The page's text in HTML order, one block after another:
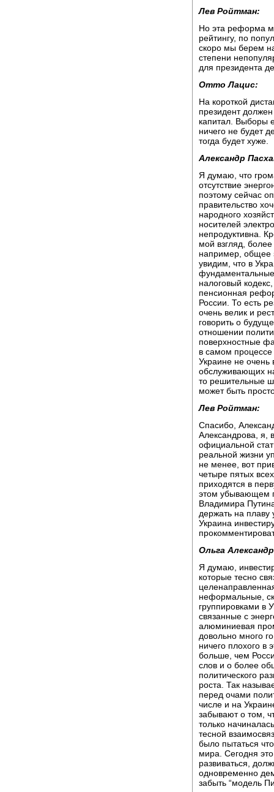
Лев Ройтман:
Но эта реформа
рейтингу, по
скоро мы берем
степени
для президента
Отто Лацис:
На короткой
президент
капитал. Выборы
ничего не будет
тогда будет хуже.
Александр
Я думаю, что
отсутствие
поэтому сейчас
правительство
народного
носителей
непродуктивна.
мой взгляд,
например, общее
увидим, что в
фундаментальные
налоговый
пенсионная
России. То есть
очень велик и
говорить о
отношении
поверхностные
в самом процессе
Украине не очень
обслуживающих
то решительные
может быть
Лев Ройтман:
Спасибо,
Александрова, я,
официальной
реальной жизни
не менее, вот
четыре пятых
приходятся в
этом убывающем
Владимира
держать на плаву
Украина
Ольга
Я думаю,
которые тесно
неформальные,
группировками в
связанные с
алюминиевая
довольно много
ничего плохого в
больше, чем
слов и о более
политического
роста. Так
перед очами
числе и на
забывают о том,
только
тесной
было пытаться
мира. Сегодня
развиваться,
одновременно
забыть “модель